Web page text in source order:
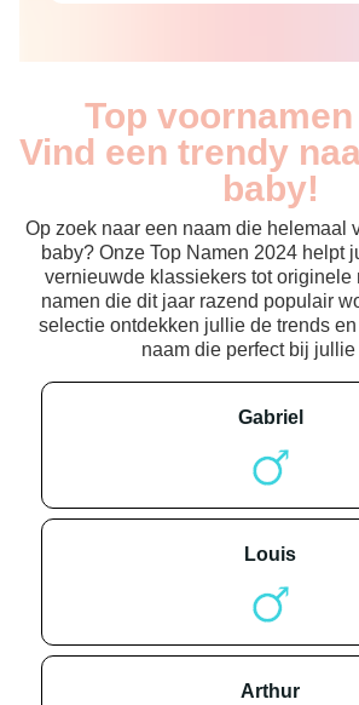
Top voornamen
Vind een trendy
baby!
Op zoek naar een naam die helemaal
baby? Onze Top Namen 2024 helpt
vernieuwde klassiekers tot originele
namen die dit jaar razend populair
selectie ontdekken jullie de trends
naam die perfect bij jullie
gabriel
louis
arthur